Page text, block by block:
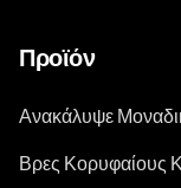
Προϊόν
Ανακάλυψε
Βρες Κορυφαίους